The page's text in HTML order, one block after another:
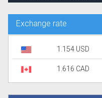
Exchange rate
1.154 USD
1.616 CAD